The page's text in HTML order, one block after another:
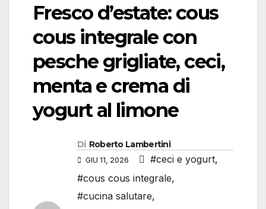
Fresco d’estate: cous
cous integrale con
pesche grigliate, ceci,
menta e crema di
yogurt al limone
Di Roberto Lambertini
GIU 11, 2026 #ceci e yogurt,
#cous cous integrale,
#cucina salutare,